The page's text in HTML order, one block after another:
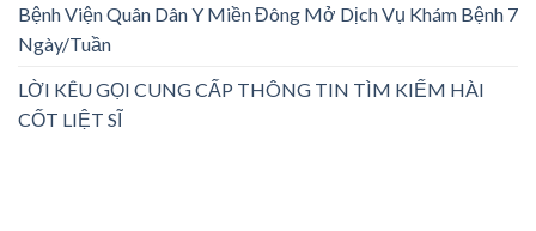
Bệnh Viện Quân Dân Y Miền Đông Mở Dịch Vụ Khám Bệnh 7
Ngày/Tuần
LỜI KÊU GỌI CUNG CẤP THÔNG TIN TÌM KIẾM HÀI
CỐT LIỆT SĨ